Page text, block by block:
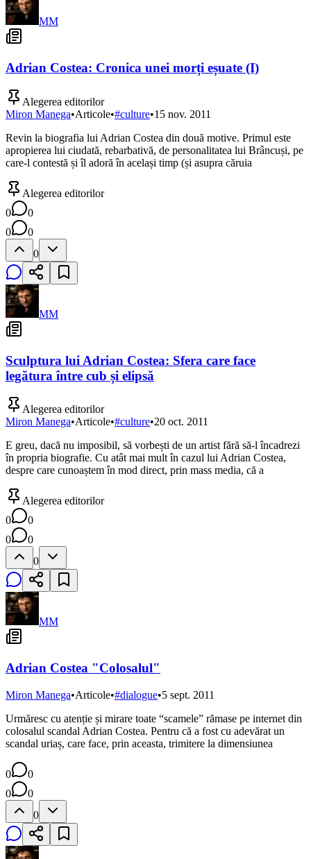
MM
Adrian Costea: Cronica unei morți eșuate (I)
Alegerea editorilor
Miron Manega•Articole•#culture•15 nov. 2011
Revin la biografia lui Adrian Costea din două motive. Primul este
apropierea lui ciudată, rebarbativă, de personalitatea lui Brâncuși, pe
care-l contestă și îl adoră în același timp (și asupra căruia
Alegerea editorilor
0
0
0
0
0
MM
Sculptura lui Adrian Costea: Sfera care face
legătura între cub și elipsă
Alegerea editorilor
Miron Manega•Articole•#culture•20 oct. 2011
E greu, dacă nu imposibil, să vorbești de un artist fără să-l încadrezi
în propria biografie. Cu atât mai mult în cazul lui Adrian Costea,
despre care cunoaștem în mod direct, prin mass media, că a
Alegerea editorilor
0
0
0
0
0
MM
Adrian Costea "Colosalul"
Miron Manega•Articole•#dialogue•5 sept. 2011
Urmăresc cu atenție și mirare toate “scamele” rămase pe internet din
colosalul scandal Adrian Costea. Pentru că a fost cu adevărat un
scandal uriaș, care face, prin aceasta, trimitere la dimensiunea
0
0
0
0
0